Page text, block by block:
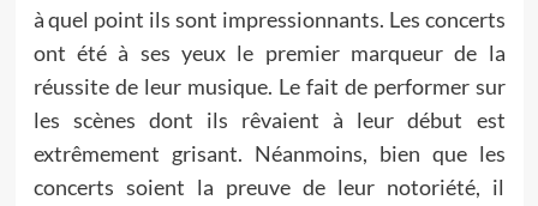
à quel point ils sont impressionnants. Les concerts
ont été à ses yeux le premier marqueur de la
réussite de leur musique. Le fait de performer sur
les scènes dont ils rêvaient à leur début est
extrêmement grisant. Néanmoins, bien que les
concerts soient la preuve de leur notoriété, il